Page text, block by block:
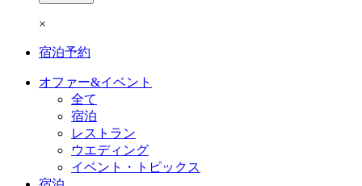
×
宿泊予約
オファー&イベント
全て
宿泊
レストラン
ウエディング
イベント・トピックス